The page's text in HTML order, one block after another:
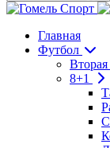
Главная
Футбол
Вторая
8+1